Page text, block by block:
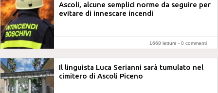
Ascoli, alcune semplici norme da seguire per
evitare di innescare incendi
1668 letture - 0 commenti
Il linguista Luca Serianni sarà tumulato nel
cimitero di Ascoli Piceno